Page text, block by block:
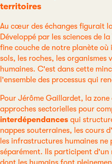
territoires
Au cœur des échanges figurait
Développé par les sciences de
fine couche de notre planète
sols, les roches, les organismes
humaines. C'est dans cette
l'ensemble des processus qui
Pour Jérôme Gaillardet, la
approches sectorielles pour
interdépendances qui
nappes souterraines, les cours
les infrastructures humaines ne
séparément. Ils participent d'un